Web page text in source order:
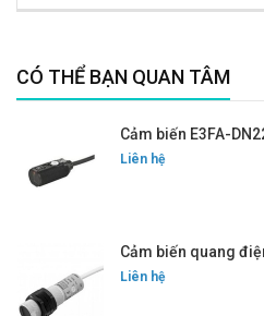
CÓ THỂ BẠN QUAN TÂM
Cảm biến E3FA-
Liên hệ
Cảm biến quang
Liên hệ